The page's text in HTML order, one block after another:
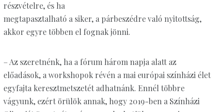
részvételre, és ha
megtapasztalható a siker, a párbeszédre való nyitottság,
akkor egyre többen el fognak jönni.
– Az szeretnénk, ha a fórum három napja alatt az
előadások, a workshopok révén a mai európai színházi élet
egyfajta keresztmetszetét adhatnánk. Ennél többre
vágyunk, ezért örülök annak, hogy 2019-ben a Színházi